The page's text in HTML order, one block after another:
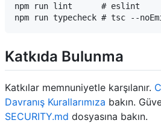
npm run lint      # eslint
Katkıda Bulunma
Katkılar memnuniyetle karşılanır.
Davranış Kurallarımıza bakın.
SECURITY.md dosyasına bakın.